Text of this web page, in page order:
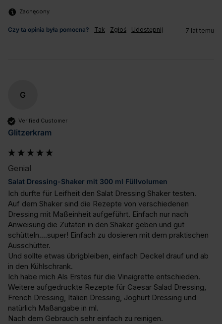
Zachęcony
Czy ta opinia była pomocna? Tak Zgłoś Udostępnij 7 lat temu
G
Verified Customer
Glitzerkram
Genial
Salat Dressing-Shaker mit 300 ml Füllvolumen
Ich durfte für Leifheit den Salat Dressing Shaker testen.
Auf dem Shaker sind die Rezepte von verschiedenen
Dressing mit Maßeinheit aufgeführt. Einfach nur nach
Anweisung die Zutaten in den Shaker geben und gut
schütteln....super! Einfach zu dosieren mit dem praktischen
Ausschütter.
Und sollte etwas übrigbleiben, einfach Deckel drauf und ab
in den Kühlschrank.
Ich habe mich Als Erstes für die Vinaigrette entschieden.
Weitere aufgedruckte Rezepte für Caesar Salad Dressing,
French Dressing, Italien Dressing, Joghurt Dressing und
natürlich Maßangabe in ml.
Nach dem Gebrauch sehr einfach zu reinigen.